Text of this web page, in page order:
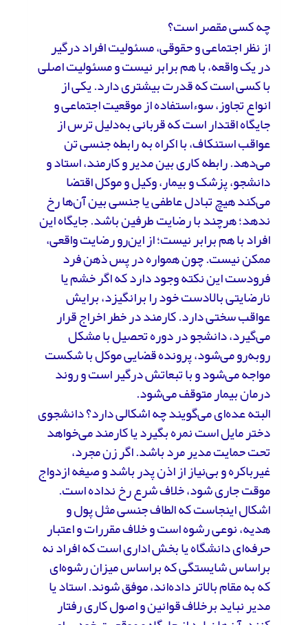
چه کسی مقصر است؟
از نظر اجتماعی و حقوقی، مسئولیت افراد درگیر
در یک واقعه، با هم برابر نیست و مسئولیت اصلی
با کسی است که قدرت بیشتری دارد. یکی از
انواع تجاوز، سوءاستفاده از موقعیت اجتماعی و
جایگاه اقتدار است که قربانی به‌دلیل ترس از
عواقب استنکاف، با اکراه به رابطه جنسی تن
می‌دهد. رابطه کاری بین مدیر و کارمند، استاد و
دانشجو، پزشک و بیمار، وکیل و موکل اقتضا
می‌کند هیچ تبادل عاطفی یا جنسی بین آن‌ها رخ
ندهد؛ هرچند با رضایت طرفین باشد. جایگاه این
افراد با هم برابر نیست؛ از این‌رو رضایت واقعی،
ممکن نیست. چون همواره در پس ذهن فرد
فرودست این نکته وجود دارد که اگر خشم یا
نارضایتی بالادست خود را برانگیزد، برایش
عواقب سختی دارد. کارمند در خطر اخراج قرار
می‌گیرد، دانشجو در دوره تحصیل با مشکل
روبه‌رو می‌شود، پرونده قضایی موکل با شکست
مواجه می‌شود و با تبعاتش درگیر است و روند
درمان بیمار متوقف می‌شود.
البته عده‌‌ای می‌گویند چه اشکالی دارد؟ دانشجوی
دختر مایل است نمره بگیرد یا کارمند می‌خواهد
تحت حمایت مدیر مرد باشد. اگر زن مجرد،
غیرباکره و بی‌نیاز از اذن پدر باشد و صیغه ازدواج
موقت جاری شود، خلاف شرع رخ نداده است.
اشکال اینجاست که الطاف جنسی مثل پول و
هدیه، نوعی رشوه است و خلاف مقررات و اعتبار
حرفه‌ای دانشگاه یا بخش اداری است که افراد نه
براساس شایستگی که براساس میزان رشوه‌ای
که به مقام بالاتر داده‌اند، موفق شوند. استاد یا
مدیر نباید برخلاف قوانین و اصول کاری رفتار